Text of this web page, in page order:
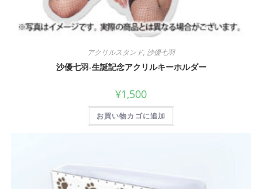
アクリルスタンド, 沙優七羽
沙優七羽-生誕記念アクリルキーホルダー
¥1,500
お買い物カゴに追加